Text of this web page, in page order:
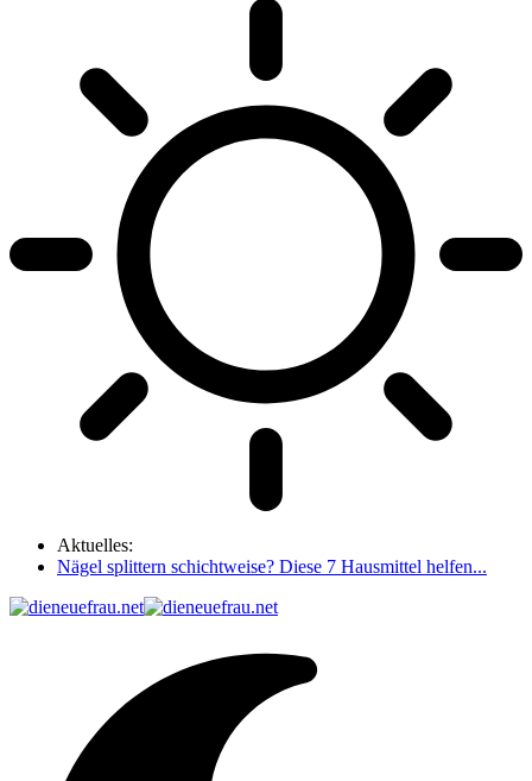
Aktuelles:
Nägel splittern schichtweise? Diese 7 Hausmittel helfen...